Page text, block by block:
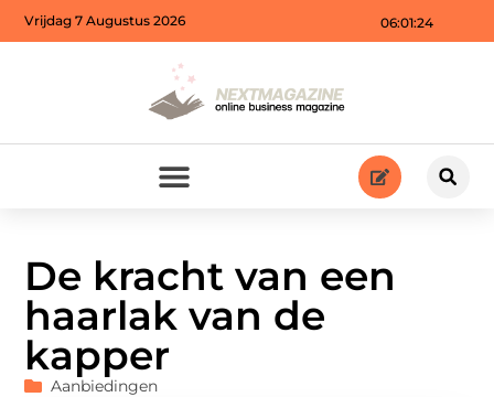
06:01:26
Vrijdag 7 Augustus 2026
De kracht van een
haarlak van de
kapper
Aanbiedingen